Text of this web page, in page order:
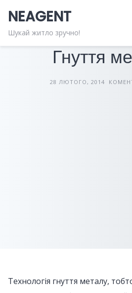
content
NEAGENT
Шукай житло зручно!БУДІВЕЛЬНІ МАТЕРІАЛИ
Гнуття
28 ЛЮТОГО, 2014
Технологія гнуття металу,